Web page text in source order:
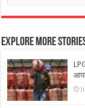
Explore More